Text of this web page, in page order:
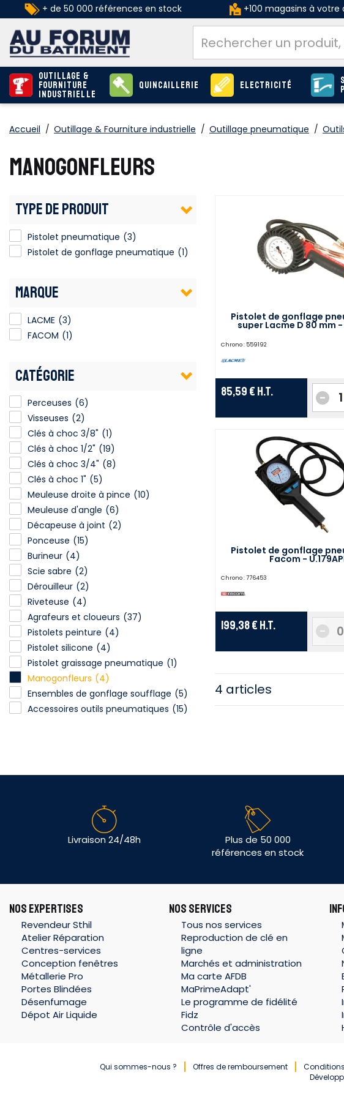
+ de 50 000 références en stock +100 magasins à votre
Outillage &
Fourniture
industrielle
Quincaillerie Electricité
Accueil / Outillage & Fourniture industrielle / Outillage pneumatique /
MANOGONFLEURS
TYPE DE PRODUIT
Pistolet pneumatique (3)
Pistolet de gonflage pneumatique (1)
MARQUE
LACME (3)
FACOM (1)
CATÉGORIE
Perceuses (6)
Visseuses (2)
Clés à choc 3/8" (1)
Clés à choc 1/2" (19)
Clés à choc 3/4" (8)
Clés à choc 1" (5)
Meuleuse droite à pince (10)
Meuleuse d'angle (6)
Décapeuse à joint (2)
Ponceuse (15)
Burineur (4)
Scie sabre (2)
Dérouilleur (2)
Riveteuse (4)
Agrafeurs et cloueurs (37)
Pistolets peinture (4)
Pistolet silicone (4)
Pistolet graissage pneumatique (1)
Manogonfleurs (4)
Ensembles de gonflage soufflage (5)
Accessoires outils pneumatiques (15)
Pistolet de gonflage
super Lacme D 80 mm
Chrono : 559192
85,59 € H.T. -
Pistolet de gonflage
Facom -
Chrono :776453
199,38 € H.T. -
4 articles
Livraison 24/48h
Plus de 50 000
références en stock
NOS EXPERTISES
Revendeur Sthil
Atelier Réparation
Centres-services
Conception fenêtres
Métallerie Pro
Portes Blindées
Désenfumage
Dépot Air Liquide
NOS SERVICES
Tous nos services
Reproduction de clé en
ligne
Marchés et administration
Ma carte AFDB
MaPrimeAdapt'
Le programme de fidélité
Fidz
Contrôle d'accès
Qui sommes-nous ? Offres de remboursement